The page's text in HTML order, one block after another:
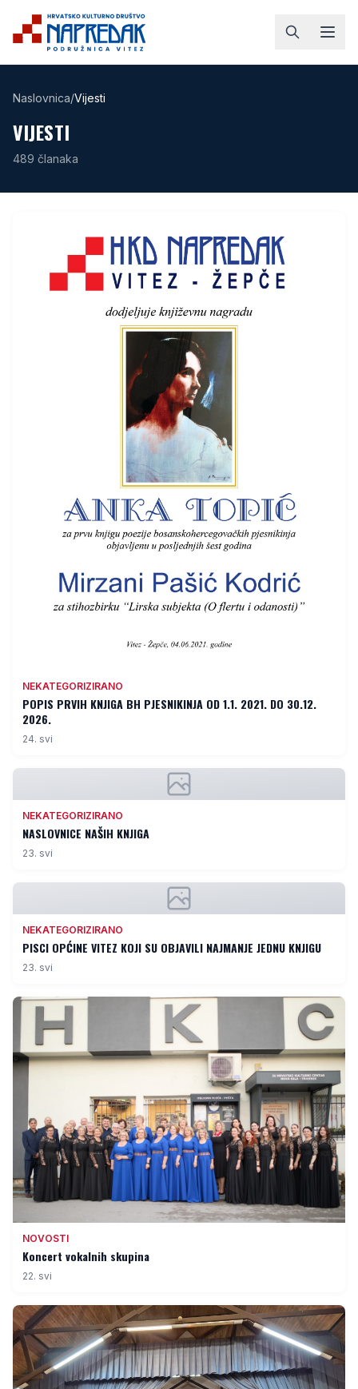
Naslovnica/Vijesti
VIJESTI
489 članaka
NEKATEGORIZIRANO
POPIS PRVIH KNJIGA BH PJESNIKINJA OD 1.1. 2021. DO 30.12.
2026.
24. svi
NEKATEGORIZIRANO
NASLOVNICE NAŠIH KNJIGA
23. svi
NEKATEGORIZIRANO
PISCI OPĆINE VITEZ KOJI SU OBJAVILI NAJMANJE JEDNU KNJIGU
23. svi
NOVOSTI
Koncert vokalnih skupina
22. svi